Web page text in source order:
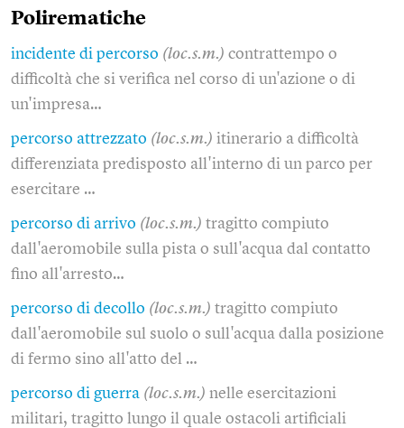
Polirematiche
incidente di percorso (loc.s.m.) contrattempo o
difficoltà che si verifica nel corso di un'azione o di
un'impresa…
percorso attrezzato (loc.s.m.) itinerario a difficoltà
differenziata predisposto all'interno di un parco per
esercitare …
percorso di arrivo (loc.s.m.) tragitto compiuto
dall'aeromobile sulla pista o sull'acqua dal contatto
fino all'arresto…
percorso di decollo (loc.s.m.) tragitto compiuto
dall'aeromobile sul suolo o sull'acqua dalla posizione
di fermo sino all'atto del …
percorso di guerra (loc.s.m.) nelle esercitazioni
militari, tragitto lungo il quale ostacoli artificiali